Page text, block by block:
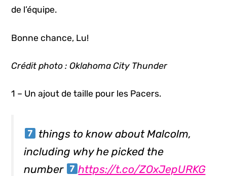
de l’équipe.
Bonne chance, Lu!
Crédit photo : Oklahoma City Thunder
1 – Un ajout de taille pour les Pacers.
things to know about Malcolm,
including why he picked the
number
https://t.co/ZOxJepURKG